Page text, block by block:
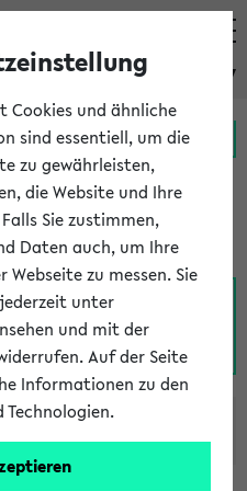
eKVV
Zum MeineUni Portal
der
L M N O
X Y
Z
Cookies und ähnliche
sind essentiell, um die
zu gewährleisten,
die Website und Ihre
Sie zustimmen,
Daten auch, um Ihre
zu messen. Sie
unter
und mit der
Auf der Seite
Informationen zu den
Technologien.